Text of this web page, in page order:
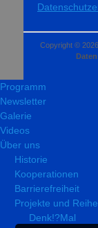
Copyright © 2026
Programm
Newsletter
Galerie
Videos
Über uns
Historie
Kooperationen
Barrierefreiheit
Projekte und
Denk!?Mal